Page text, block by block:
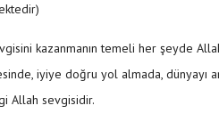
kazanmanın temeli her şeyde
iyiye doğru yol almada, dünyayı
Allah sevgisidir.